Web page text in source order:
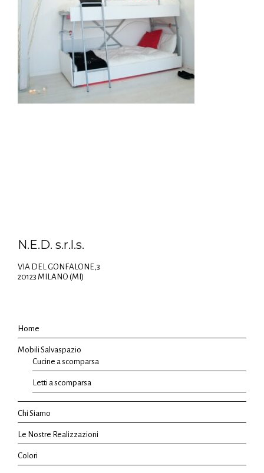
N.E.D. s.r.l.s.
VIA DEL GONFALONE,3
20123 MILANO (MI)
Home
Mobili Salvaspazio
Cucine a scomparsa
Letti a scomparsa
Chi Siamo
Le Nostre Realizzazioni
Colori